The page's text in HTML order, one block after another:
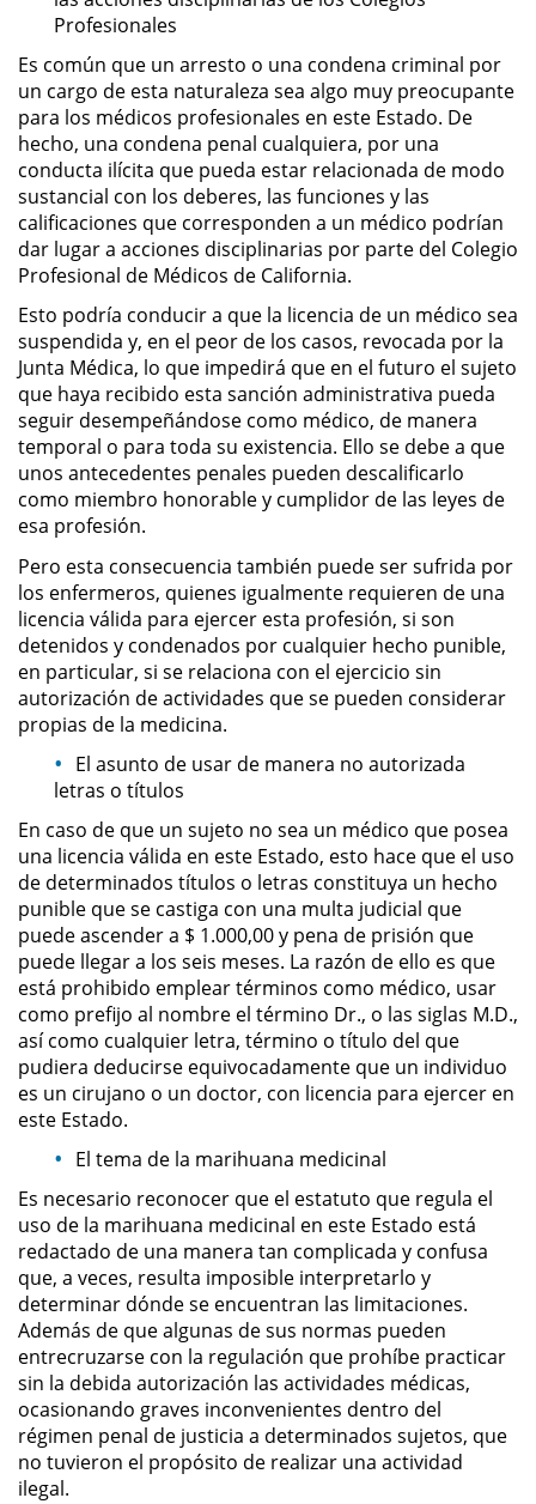
14 años
Leyes de DUI en el Estado de
California
Segunda Ofensa de DUI
Tercera Ofensa de DUI
Violencia Domestica
Abuso de Ancianos y Adultos
Dependientes
Acecho
Agresión Doméstica
Amenazas Criminales
Lesión Corporal a un Cónyuge
Negligencia Infantil
Orden de Protección de
Orden de Restricción
Permanente
Órdenes de Restricción
Orden de Restricción Temporal
Porno Venganza
Publicar Información Dañina en
Internet
Violación de una Orden de
Restricción
Assault & Battery
Assault on a Public Official
Assault with a Deadly Weapon
Battery On A Peace Officer
Profesionales
Es común que un arresto o una condena criminal por
un cargo de esta naturaleza sea algo muy preocupante
para los médicos profesionales en este Estado. De
hecho, una condena penal cualquiera, por una
conducta ilícita que pueda estar relacionada de modo
sustancial con los deberes, las funciones y las
calificaciones que corresponden a un médico podrían
dar lugar a acciones disciplinarias por parte del Colegio
Profesional de Médicos de California.
Esto podría conducir a que la licencia de un médico sea
suspendida y, en el peor de los casos, revocada por la
Junta Médica, lo que impedirá que en el futuro el sujeto
que haya recibido esta sanción administrativa pueda
seguir desempeñándose como médico, de manera
temporal o para toda su existencia. Ello se debe a que
unos antecedentes penales pueden descalificarlo
como miembro honorable y cumplidor de las leyes de
esa profesión.
Pero esta consecuencia también puede ser sufrida por
los enfermeros, quienes igualmente requieren de una
licencia válida para ejercer esta profesión, si son
detenidos y condenados por cualquier hecho punible,
en particular, si se relaciona con el ejercicio sin
autorización de actividades que se pueden considerar
propias de la medicina.
El asunto de usar de manera no autorizada
letras o títulos
En caso de que un sujeto no sea un médico que posea
una licencia válida en este Estado, esto hace que el uso
de determinados títulos o letras constituya un hecho
punible que se castiga con una multa judicial que
puede ascender a $ 1.000,00 y pena de prisión que
puede llegar a los seis meses. La razón de ello es que
está prohibido emplear términos como médico, usar
como prefijo al nombre el término Dr., o las siglas M.D.,
así como cualquier letra, término o título del que
pudiera deducirse equivocadamente que un individuo
es un cirujano o un doctor, con licencia para ejercer en
este Estado.
El tema de la marihuana medicinal
Es necesario reconocer que el estatuto que regula el
uso de la marihuana medicinal en este Estado está
redactado de una manera tan complicada y confusa
que, a veces, resulta imposible interpretarlo y
determinar dónde se encuentran las limitaciones.
Además de que algunas de sus normas pueden
entrecruzarse con la regulación que prohíbe practicar
sin la debida autorización las actividades médicas,
ocasionando graves inconvenientes dentro del
régimen penal de justicia a determinados sujetos, que
no tuvieron el propósito de realizar una actividad
ilegal.